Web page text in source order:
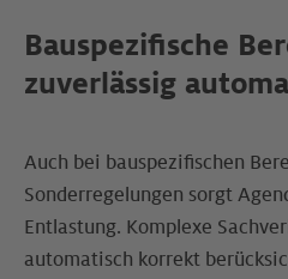
Bauspezifische
zuverlässig
Auch bei bauspezifischen
Sonderregelungen sorgt
Entlastung. Komplexe
automatisch korrekt